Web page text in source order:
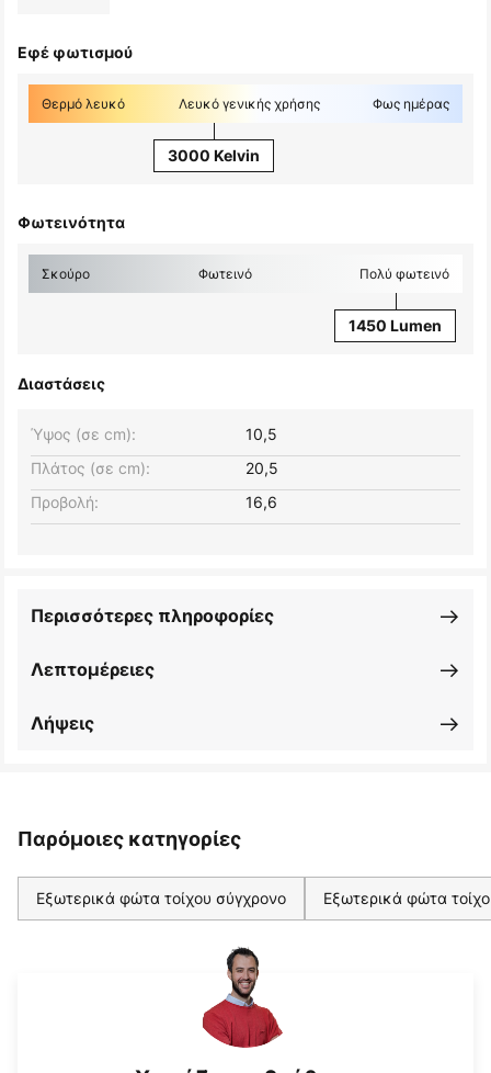
Εφέ φωτισμού
Θερμό λευκό Λευκό γενικής χρήσης Φως ημέρας
3000 Kelvin
Φωτεινότητα
Σκούρο Φωτεινό Πολύ φωτεινό
1450 Lumen
Διαστάσεις
Πλάτος (σε cm): 20,5
Ύψος (σε cm): 10,5
Προβολή: 16,6
Λεπτομέρειες
Περισσότερες πληροφορίες
Λήψεις
Παρόμοιες κατηγορίες
Εξωτερικά φώτα τοίχου σύγχρονο Εξωτερικά φώτα